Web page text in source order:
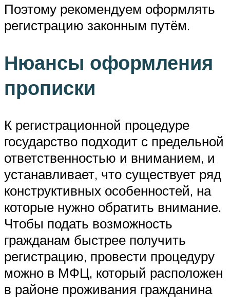
Поэтому рекомендуем оформлять
регистрацию законным путём.
Нюансы оформления
прописки
К регистрационной процедуре
государство подходит с предельной
ответственностью и вниманием, и
устанавливает, что существует ряд
конструктивных особенностей, на
которые нужно обратить внимание.
Чтобы подать возможность
гражданам быстрее получить
регистрацию, провести процедуру
можно в МФЦ, который расположен
в районе проживания гражданина